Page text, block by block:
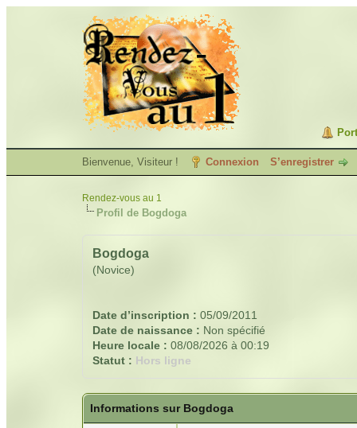
Bienvenue, Visiteur ! Connexion S’enregistrer
Rendez-vous au 1
Profil de Bogdoga
Bogdoga
(Novice)
Date d’inscription : 05/09/2011
Date de naissance : Non spécifié
Heure locale : 08/08/2026 à 00:19
Statut : Hors ligne
Informations sur Bogdoga